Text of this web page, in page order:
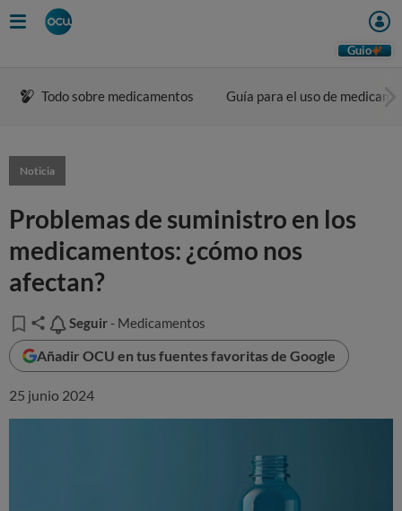
Guio
Todo sobre medicamentos Guía para el uso de
Noticia
Problemas de suministro en los
medicamentos: ¿cómo nos
afectan?
Seguir
Seguir - Medicamentos
Añadir OCU en tus fuentes favoritas de Google
25 junio 2024